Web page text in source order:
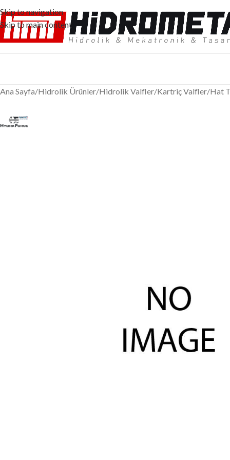
Skip to navigation
Skip to main content
Ana Sayfa/Hidrolik Ürünler/Hidrolik Valfler/Kartriç Valfler/Hat